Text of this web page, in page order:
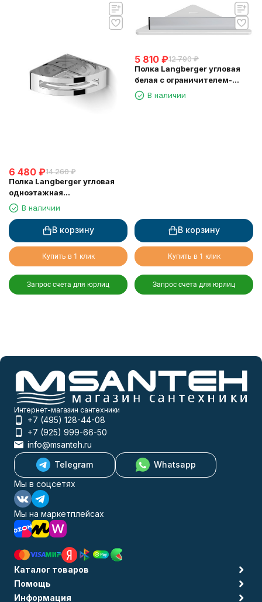
6 480 ₽14 260 ₽
Полка Langberger угловая
одноэтажная
хромированная 75260
В наличии
В корзину
Купить в 1 клик
Запрос счета для юрлиц
5 810 ₽12 790 ₽
Полка Langberger угловая
белая с ограничителем-
скребок 73451-WH
В наличии
В корзину
Купить в 1 клик
Запрос счета для юрлиц
Интернет-магазин сантехники
+7 (495) 128-44-08
+7 (925) 999-66-50
info@msanteh.ru
Telegram
Whatsapp
Мы в соцсетях
Мы на маркетплейсах
Каталог товаров
Помощь
Информация